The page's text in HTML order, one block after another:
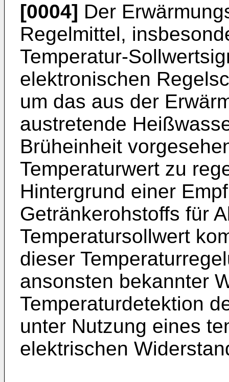
[0004] Der
Regelmittel,
Temperatur-
elektronischen
um das aus der
austretende
Brüheinheit
Temperaturwert zu
Hintergrund einer
Getränkerohstoffs für
Temperatursollwert
dieser
ansonsten bekannter
Temperaturdetektion
unter Nutzung eines
elektrischen